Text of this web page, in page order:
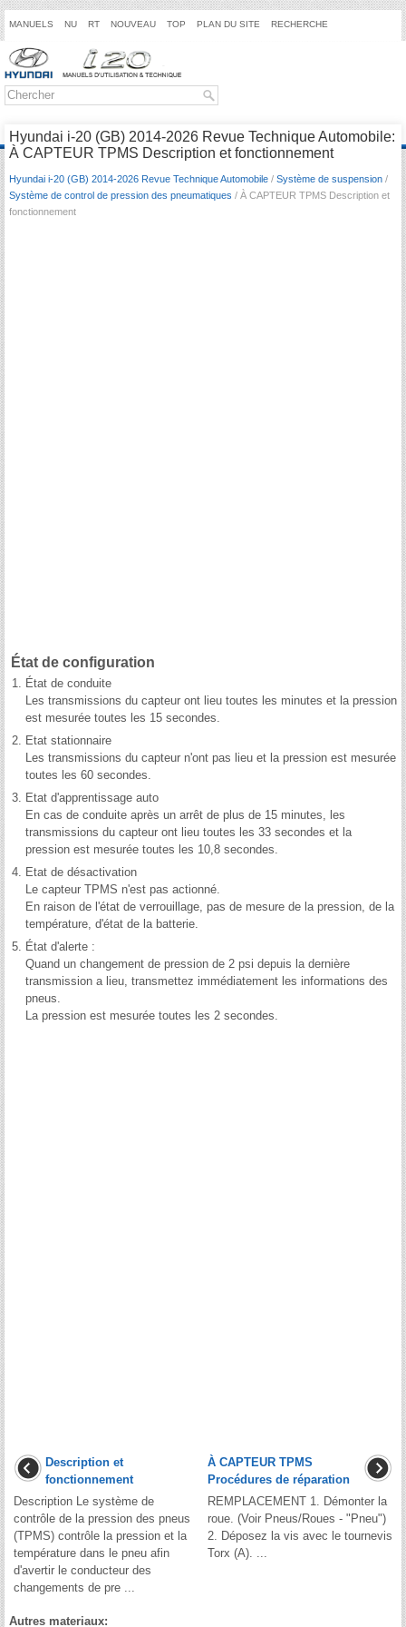
MANUELS NU RT NOUVEAU TOP PLAN DU SITE RECHERCHE
Hyundai i-20 (GB) 2014-2026 Revue Technique Automobile:
À CAPTEUR TPMS Description et fonctionnement
Hyundai i-20 (GB) 2014-2026 Revue Technique Automobile / Système de suspension /
Système de control de pression des pneumatiques / À CAPTEUR TPMS Description et
fonctionnement
État de configuration
1. État de conduite
Les transmissions du capteur ont lieu toutes les minutes et la pression
est mesurée toutes les 15 secondes.
2. Etat stationnaire
Les transmissions du capteur n'ont pas lieu et la pression est mesurée
toutes les 60 secondes.
3. Etat d'apprentissage auto
En cas de conduite après un arrêt de plus de 15 minutes, les
transmissions du capteur ont lieu toutes les 33 secondes et la
pression est mesurée toutes les 10,8 secondes.
4. Etat de désactivation
Le capteur TPMS n'est pas actionné.
En raison de l'état de verrouillage, pas de mesure de la pression, de la
température, d'état de la batterie.
5. État d'alerte :
Quand un changement de pression de 2 psi depuis la dernière
transmission a lieu, transmettez immédiatement les informations des
pneus.
La pression est mesurée toutes les 2 secondes.
Description et
fonctionnement
Description Le système de
contrôle de la pression des pneus
(TPMS) contrôle la pression et la
température dans le pneu afin
d'avertir le conducteur des
changements de pre ...
À CAPTEUR TPMS
Procédures de réparation
REMPLACEMENT 1. Démonter la
roue. (Voir Pneus/Roues - "Pneu")
2. Déposez la vis avec le tournevis
Torx (A). ...
Autres materiaux: